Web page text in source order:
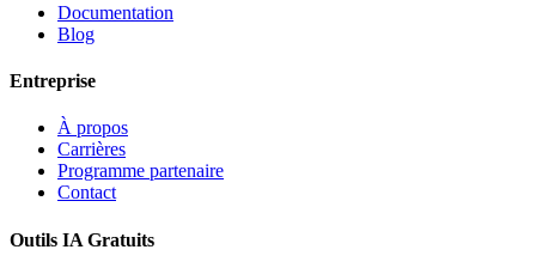
Documentation
Blog
Entreprise
À propos
Carrières
Programme partenaire
Contact
Outils IA Gratuits